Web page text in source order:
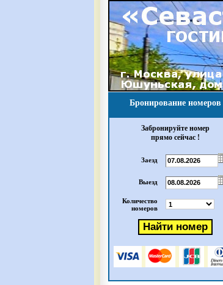
Бронирование номеров
Забронируйте номер
прямо сейчас !
Заезд
Выезд
Количество
номеров